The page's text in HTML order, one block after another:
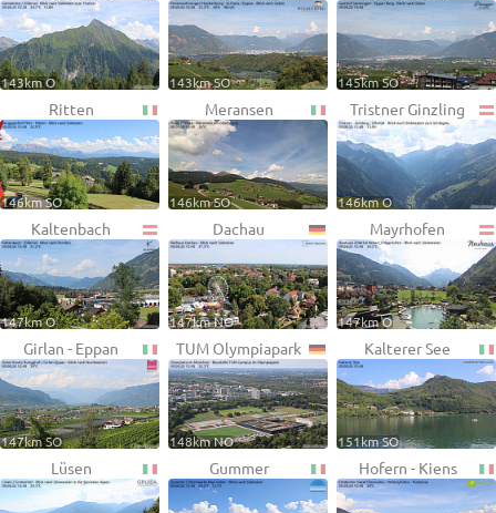
143km O 143km SO 145km SO
Ritten
146km SO
Meransen
146km SO
Tristner Ginzling
146km O
Kaltenbach
147km O
Dachau
147km NO
Mayrhofen
147km O
Girlan - Eppan
147km SO
TUM Olympiapark
148km NO
Kalterer See
151km SO
Lüsen Gummer Hofern - Kiens